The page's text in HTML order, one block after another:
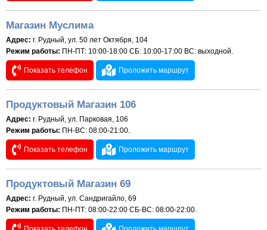
Магазин Муслима
Адрес: г. Рудный, ул. 50 лет Октября, 104
Режим работы: ПН-ПТ: 10:00-18:00 СБ: 10:00-17:00 ВС: выходной.
Показать телефон Проложить маршрут
Продуктовый Магазин 106
Адрес: г. Рудный, ул. Парковая, 106
Режим работы: ПН-ВС: 08:00-21:00.
Показать телефон Проложить маршрут
Продуктовый Магазин 69
Адрес: г. Рудный, ул. Сандригайло, 69
Режим работы: ПН-ПТ: 08:00-22:00 СБ-ВС: 08:00-22:00.